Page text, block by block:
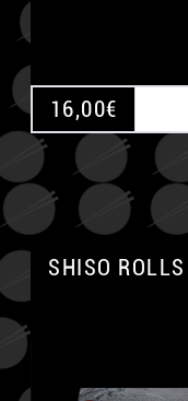
16,00€
SHISO ROLLS